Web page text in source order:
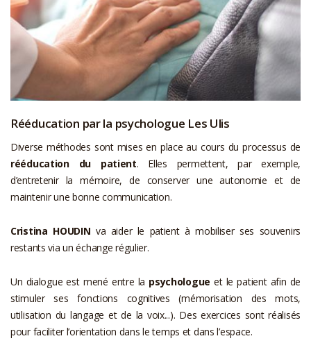
Rééducation par la psychologue Les Ulis
Diverse méthodes sont mises en place au cours du processus de
rééducation du patient. Elles permettent, par exemple,
d’entretenir la mémoire, de conserver une autonomie et de
maintenir une bonne communication.
Cristina HOUDIN va aider le patient à mobiliser ses souvenirs
restants via un échange régulier.
Un dialogue est mené entre la psychologue et le patient afin de
stimuler ses fonctions cognitives (mémorisation des mots,
utilisation du langage et de la voix...). Des exercices sont réalisés
pour faciliter l’orientation dans le temps et dans l’espace.